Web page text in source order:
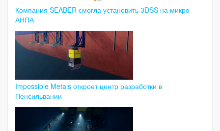
Компания SEABER смогла установить 3DSS на микро-
АНПА
Impossible Metals откроет центр разработки в
Пенсильвании